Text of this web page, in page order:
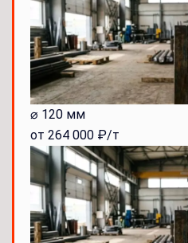
⌀ 120 мм
от 264 000 ₽/т